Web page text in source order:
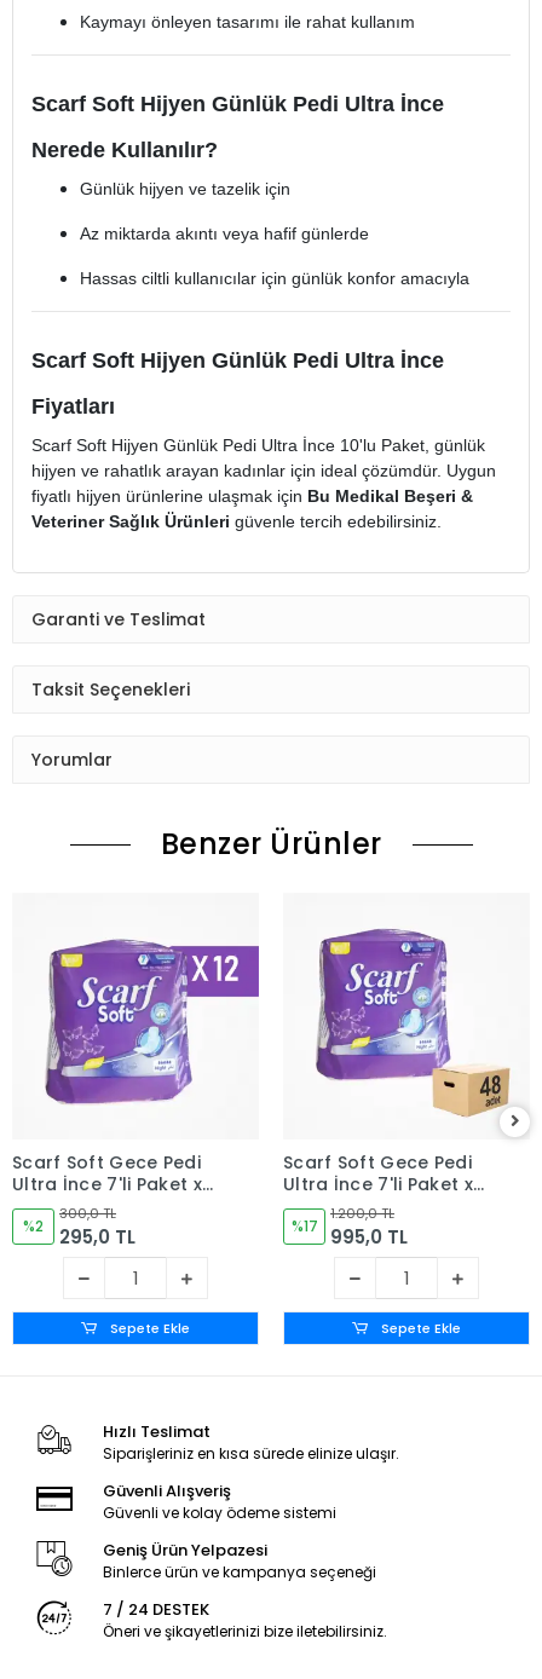
Kaymayı önleyen tasarımı ile rahat kullanım
Scarf Soft Hijyen Günlük Pedi Ultra İnce
Nerede Kullanılır?
Günlük hijyen ve tazelik için
Az miktarda akıntı veya hafif günlerde
Hassas ciltli kullanıcılar için günlük konfor amacıyla
Scarf Soft Hijyen Günlük Pedi Ultra İnce
Fiyatları
Scarf Soft Hijyen Günlük Pedi Ultra İnce 10'lu Paket, günlük
hijyen ve rahatlık arayan kadınlar için ideal çözümdür. Uygun
fiyatlı hijyen ürünlerine ulaşmak için Bu Medikal Beşeri &
Veteriner Sağlık Ürünleri güvenle tercih edebilirsiniz.
Garanti ve Teslimat
Taksit Seçenekleri
Yorumlar
Benzer Ürünler
Scarf Soft Gece Pedi
Ultra İnce 7'li Paket x
12 Paket (84 Adet)
%2
300,0 TL
295,0 TL
Sepete Ekle
Scarf Soft Gece Pedi
Ultra İnce 7'li Paket x
48 Paket (336 Adet)
%17
1.200,0 TL
995,0 TL
Sepete Ekle
Hızlı Teslimat
Siparişleriniz en kısa sürede elinize ulaşır.
Güvenli Alışveriş
Güvenli ve kolay ödeme sistemi
Geniş Ürün Yelpazesi
Binlerce ürün ve kampanya seçeneği
7 / 24 DESTEK
Öneri ve şikayetlerinizi bize iletebilirsiniz.